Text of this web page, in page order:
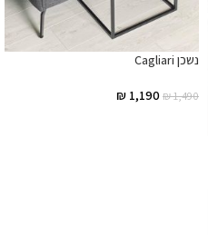
נשכן Cagliari
₪1,490
₪ 1,190